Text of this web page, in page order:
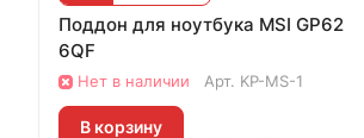
Поддон для ноутбука MSI GP62
6QF
Нет в наличии Арт. KP-MS-1
В корзину